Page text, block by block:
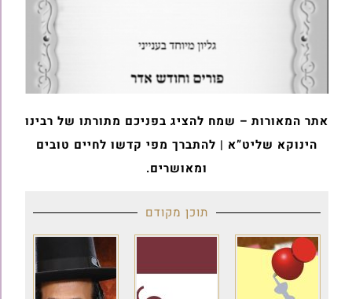
אתר המאורות – שמח להציג בפניכם מתורתו של רבינו
הינוקא שליט”א | להתברך מפי קדשו לחיים טובים
ומאושרים.
תוכן מקודם